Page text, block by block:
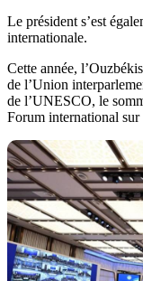
Le président s’est
internationale.
Cette année,
de l’Union
de l’UNESCO, le
Forum international sur